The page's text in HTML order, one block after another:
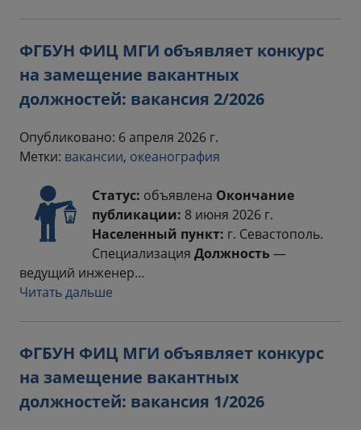
ФГБУН ФИЦ МГИ объявляет конкурс
на замещение вакантных
должностей: вакансия 2/2026
Опубликовано: 6 апреля 2026 г.
Метки: вакансии, океанография
Статус: объявлена Окончание
публикации: 8 июня 2026 г.
Населенный пункт: г. Севастополь.
Специализация Должность —
ведущий инженер…
Читать дальше
ФГБУН ФИЦ МГИ объявляет конкурс
на замещение вакантных
должностей: вакансия 1/2026